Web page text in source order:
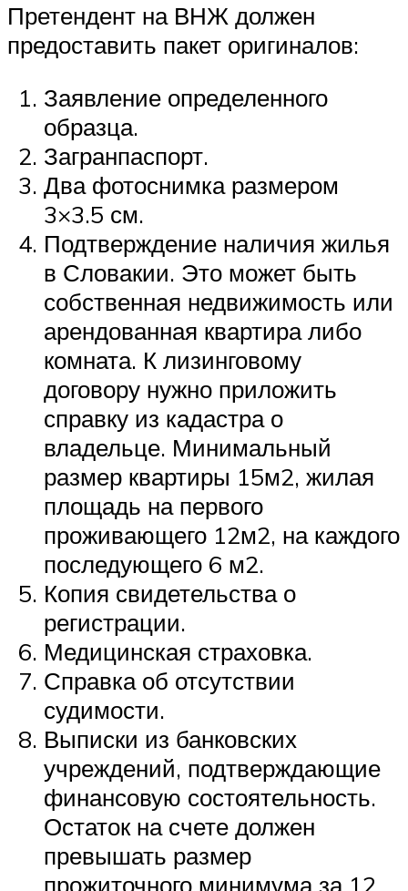
Претендент на ВНЖ должен
предоставить пакет оригиналов:
Заявление определенного
образца.
Загранпаспорт.
Два фотоснимка размером
3×3.5 см.
Подтверждение наличия жилья
в Словакии. Это может быть
собственная недвижимость или
арендованная квартира либо
комната. К лизинговому
договору нужно приложить
справку из кадастра о
владельце. Минимальный
размер квартиры 15м2, жилая
площадь на первого
проживающего 12м2, на каждого
последующего 6 м2.
Копия свидетельства о
регистрации.
Медицинская страховка.
Справка об отсутствии
судимости.
Выписки из банковских
учреждений, подтверждающие
финансовую состоятельность.
Остаток на счете должен
превышать размер
прожиточного минимума за 12